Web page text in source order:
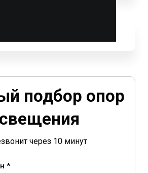
подбор опор
через 10 минут
*